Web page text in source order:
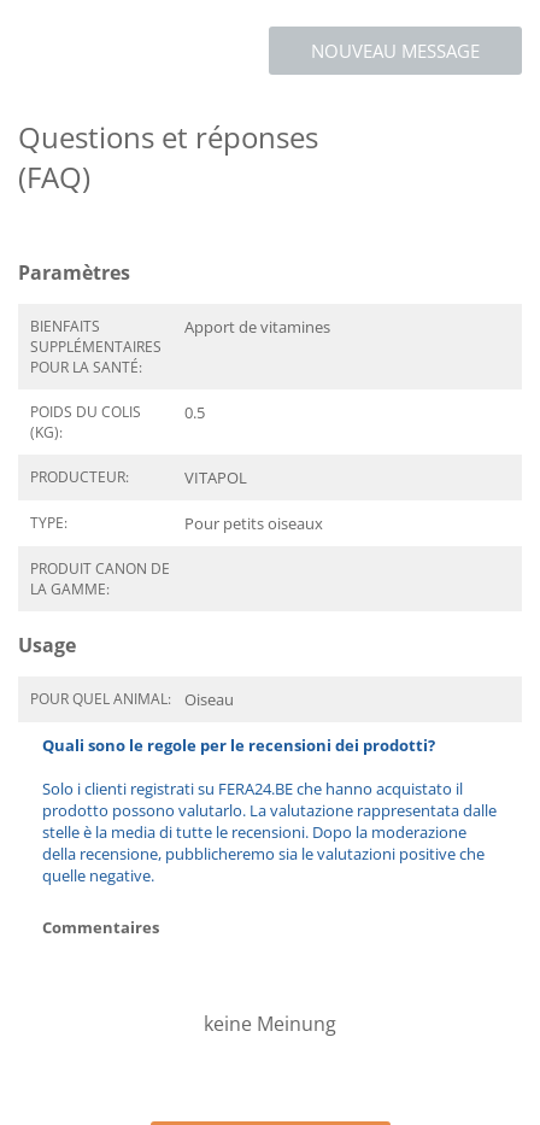
NOUVEAU MESSAGE
Questions et réponses
(FAQ)
Paramètres
BIENFAITS
SUPPLÉMENTAIRES
POUR LA SANTÉ:
Apport de vitamines
POIDS DU COLIS
(KG):
0.5
PRODUCTEUR: VITAPOL
TYPE: Pour petits oiseaux
PRODUIT CANON DE
LA GAMME:
Usage
POUR QUEL ANIMAL: Oiseau
Quali sono le regole per le recensioni dei prodotti?
Solo i clienti registrati su FERA24.BE che hanno acquistato il
prodotto possono valutarlo. La valutazione rappresentata dalle
stelle è la media di tutte le recensioni. Dopo la moderazione
della recensione, pubblicheremo sia le valutazioni positive che
quelle negative.
Commentaires
keine Meinung